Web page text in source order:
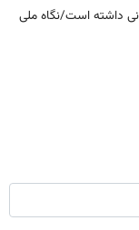
داشته است/نگاه ملی